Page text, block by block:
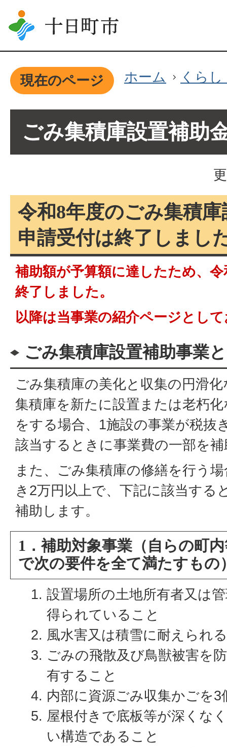
現在のページ ホーム くら
ごみ集積庫設置補助
令和8年度のごみ集積
申請受付は終了しまし
補助額が予算額に達したため、
終了しました。
以降は当事業の紹介ページとし
ごみ集積庫設置補助事業
ごみ集積庫の美化と収集の円滑
集積庫を新たに設置または老朽
をする場合、1施設の事業が税抜
該当するときに事業費の一部を
また、ごみ集積庫の修繕を行う
き2万円以上で、下記に該当する
補助します。
1．補助対象事業（自らの町
で次の要件を全て満たすもの
設置場所の土地所有者又は
得られていること
風水害又は積雪に耐えられ
ごみの飛散及び鳥獣被害を
有すること
内部に資源ごみ収集かごを
屋根付きで底板等が深くな
い構造であること